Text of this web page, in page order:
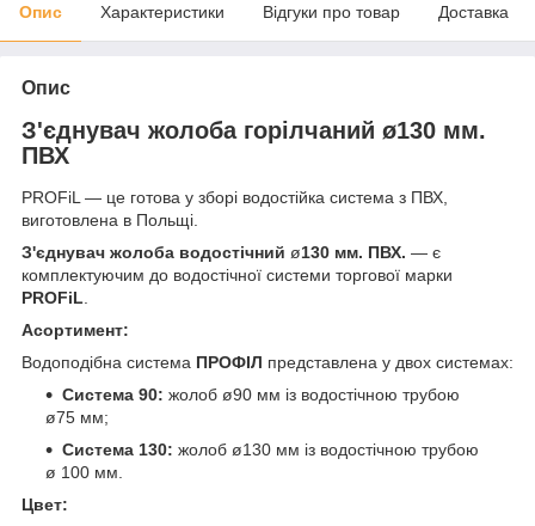
Опис Характеристики Відгуки про товар Доставка
Опис
З'єднувач жолоба горілчаний ø130 мм.
ПВХ
PROFiL — це готова у зборі водостійка система з ПВХ,
виготовлена в Польщі.
З'єднувач жолоба водостічний ø130 мм. ПВХ. — є
комплектуючим до водостічної системи торгової марки
PROFiL.
Асортимент:
Водоподібна система ПРОФІЛ представлена у двох системах:
Система 90: жолоб ø90 мм із водостічною трубою
ø75 мм;
Система 130: жолоб ø130 мм із водостічною трубою
ø 100 мм.
Цвет: